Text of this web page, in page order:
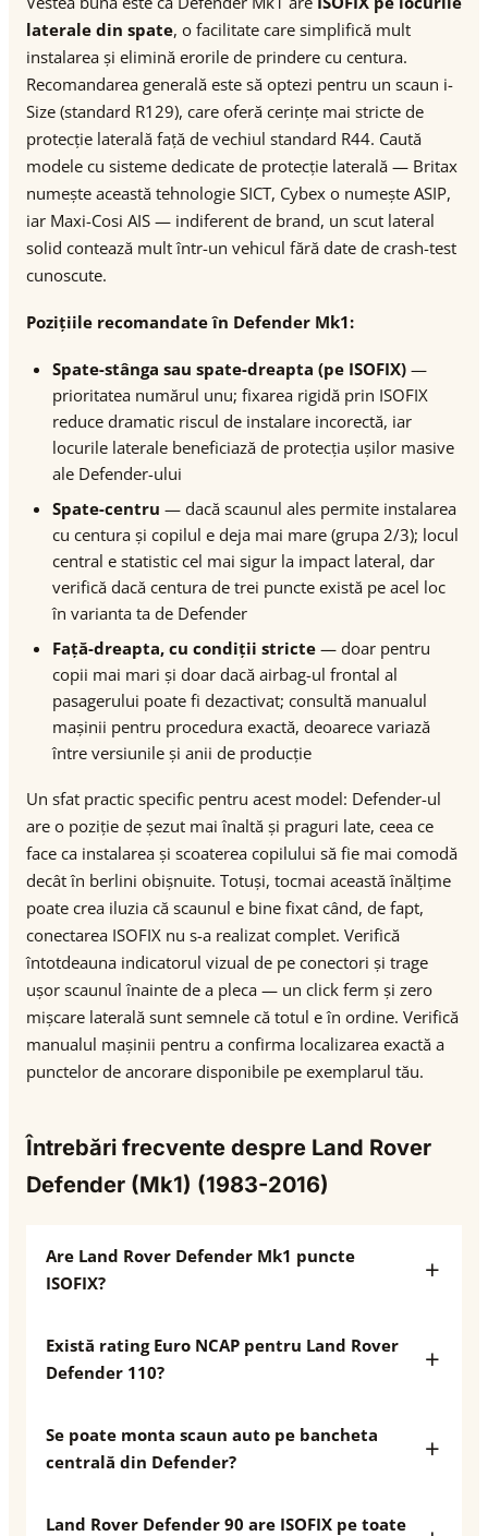
laterale din spate, o facilitate care simplifică mult
instalarea și elimină erorile de prindere cu centura.
Recomandarea generală este să optezi pentru un scaun i-
Size (standard R129), care oferă cerințe mai stricte de
protecție laterală față de vechiul standard R44. Caută
modele cu sisteme dedicate de protecție laterală — Britax
numește această tehnologie SICT, Cybex o numește ASIP,
iar Maxi-Cosi AIS — indiferent de brand, un scut lateral
solid contează mult într-un vehicul fără date de crash-test
cunoscute.
Pozițiile recomandate în Defender Mk1:
Spate-stânga sau spate-dreapta (pe ISOFIX) —
prioritatea numărul unu; fixarea rigidă prin ISOFIX
reduce dramatic riscul de instalare incorectă, iar
locurile laterale beneficiază de protecția ușilor masive
ale Defender-ului
Spate-centru — dacă scaunul ales permite instalarea
cu centura și copilul e deja mai mare (grupa 2/3); locul
central e statistic cel mai sigur la impact lateral, dar
verifică dacă centura de trei puncte există pe acel loc
în varianta ta de Defender
Față-dreapta, cu condiții stricte — doar pentru
copii mai mari și doar dacă airbag-ul frontal al
pasagerului poate fi dezactivat; consultă manualul
mașinii pentru procedura exactă, deoarece variază
între versiunile și anii de producție
Un sfat practic specific pentru acest model: Defender-ul
are o poziție de șezut mai înaltă și praguri late, ceea ce
face ca instalarea și scoaterea copilului să fie mai comodă
decât în berlini obișnuite. Totuși, tocmai această înălțime
poate crea iluzia că scaunul e bine fixat când, de fapt,
conectarea ISOFIX nu s-a realizat complet. Verifică
întotdeauna indicatorul vizual de pe conectori și trage
ușor scaunul înainte de a pleca — un click ferm și zero
mișcare laterală sunt semnele că totul e în ordine. Verifică
manualul mașinii pentru a confirma localizarea exactă a
punctelor de ancorare disponibile pe exemplarul tău.
Întrebări frecvente despre Land Rover
Defender (Mk1) (1983-2016)
Are Land Rover Defender Mk1 puncte
ISOFIX?
Există rating Euro NCAP pentru Land Rover
Defender 110?
Se poate monta scaun auto pe bancheta
centrală din Defender?
Land Rover Defender 90 are ISOFIX pe toate